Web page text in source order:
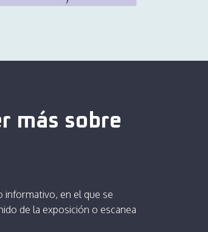
más sobre
informativo, en el que se
de la exposición o escanea